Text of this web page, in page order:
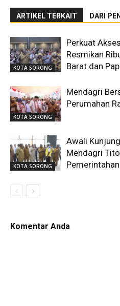
ARTIKEL TERKAIT DARI
KOTA SORONG
Perkuat
Resmikan
Barat dan
KOTA SORONG
Mendagri
Perumahan
KOTA SORONG
Awali
Mendagri
Pemerintahan
Komentar Anda